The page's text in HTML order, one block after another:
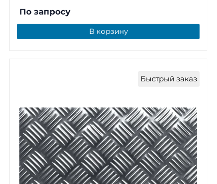
По запросу
В корзину
Быстрый заказ